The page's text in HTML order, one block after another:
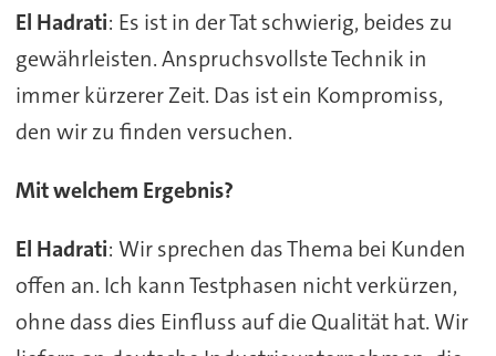
El Hadrati: Es ist in der Tat schwierig, beides zu
gewährleisten. Anspruchsvollste Technik in
immer kürzerer Zeit. Das ist ein Kompromiss,
den wir zu finden versuchen.
Mit welchem Ergebnis?
El Hadrati: Wir sprechen das Thema bei Kunden
offen an. Ich kann Testphasen nicht verkürzen,
ohne dass dies Einfluss auf die Qualität hat. Wir